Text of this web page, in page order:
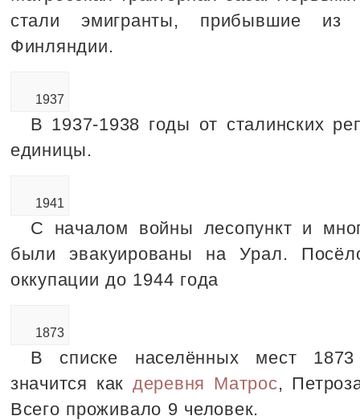
стали эмигранты, прибывшие
Финляндии.
1937
В 1937-1938 годы от сталинских
единицы.
1941
С началом войны лесопункт и
были эвакуированы на Урал.
оккупации до 1944 года
1873
В списке населённых мест
значится как деревня Матрос,
Всего проживало 9 человек.